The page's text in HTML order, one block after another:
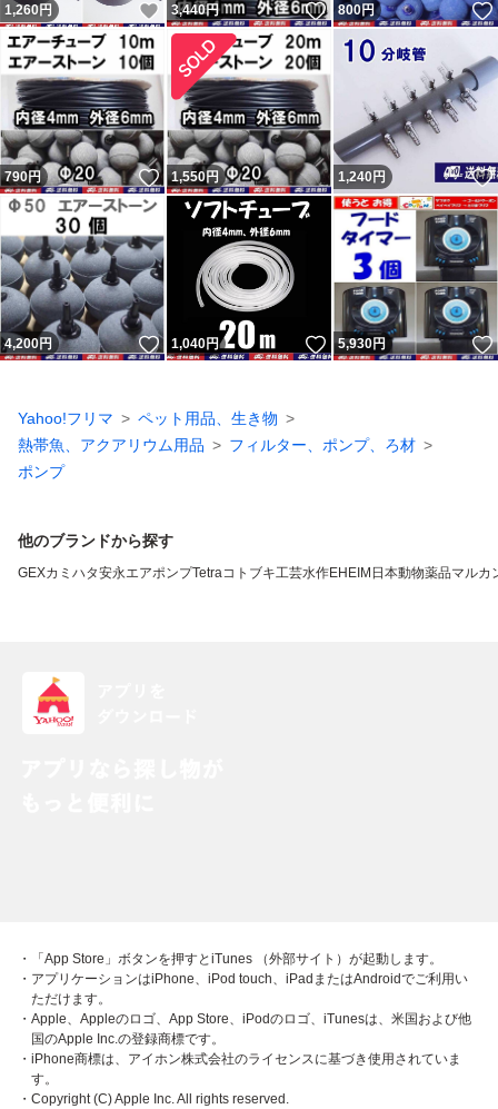
1,260円 いいね！
3,440円 いいね！
800円
790円 いいね！
1,550円 1,240円
4,200円 いいね！
1,040円 いいね！
5,930円
Yahoo!フリマ
ペット用品、生き物
熱帯魚、アクアリウム用品
フィルター、ポンプ、ろ材
ポンプ
他のブランドから探す
GEXカミハタ安永エアポンプTetraコトブキ工芸水作EHEIM 日本動物薬品マルカ
・「App Store」ボタンを押すとiTunes （外部サイト）が起動します。
・アプリケーションはiPhone、iPod touch、iPadまたはAndroidでご利用い
ただけます。
・Apple、Appleのロゴ、App Store、iPodのロゴ、iTunesは、米国および他
国のApple Inc.の登録商標です。
・iPhone商標は、アイホン株式会社のライセンスに基づき使用されていま
す。
・Copyright (C) Apple Inc. All rights reserved.